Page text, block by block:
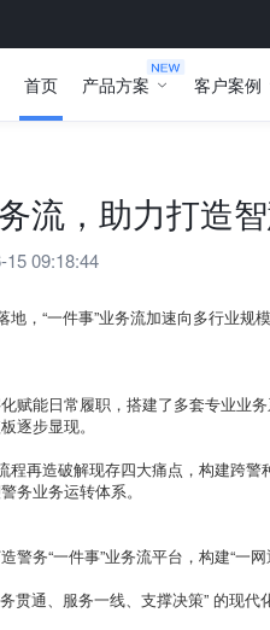
首页 产品方案 客户案例
流，助力打造
15 09:18:44
，“一件事”业务流加速向多行业规
赋能日常履职，搭建了多套专业业
逐步显现。
程再造破解现存四大痛点，构建跨
务业务运转体系。
务“一件事”业务流平台，构建“一网
贯通、服务一线、支撑决策” 的现代